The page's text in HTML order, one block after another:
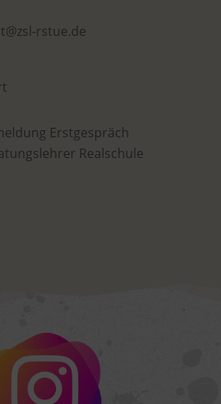
rstue.de
Erstgespräch
Realschule